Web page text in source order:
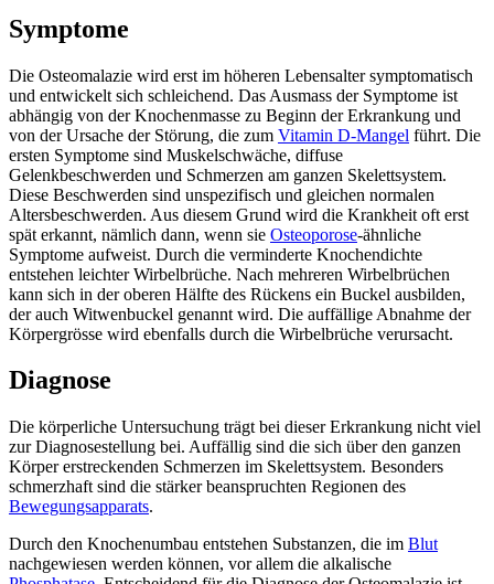
Symptome
Die Osteomalazie wird erst im höheren Lebensalter symptomatisch
und entwickelt sich schleichend. Das Ausmass der Symptome ist
abhängig von der Knochenmasse zu Beginn der Erkrankung und
von der Ursache der Störung, die zum Vitamin D-Mangel führt. Die
ersten Symptome sind Muskelschwäche, diffuse
Gelenkbeschwerden und Schmerzen am ganzen Skelettsystem.
Diese Beschwerden sind unspezifisch und gleichen normalen
Altersbeschwerden. Aus diesem Grund wird die Krankheit oft erst
spät erkannt, nämlich dann, wenn sie Osteoporose-ähnliche
Symptome aufweist. Durch die verminderte Knochendichte
entstehen leichter Wirbelbrüche. Nach mehreren Wirbelbrüchen
kann sich in der oberen Hälfte des Rückens ein Buckel ausbilden,
der auch Witwenbuckel genannt wird. Die auffällige Abnahme der
Körpergrösse wird ebenfalls durch die Wirbelbrüche verursacht.
Diagnose
Die körperliche Untersuchung trägt bei dieser Erkrankung nicht viel
zur Diagnosestellung bei. Auffällig sind die sich über den ganzen
Körper erstreckenden Schmerzen im Skelettsystem. Besonders
schmerzhaft sind die stärker beanspruchten Regionen des
Bewegungsapparats.
Durch den Knochenumbau entstehen Substanzen, die im Blut
nachgewiesen werden können, vor allem die alkalische